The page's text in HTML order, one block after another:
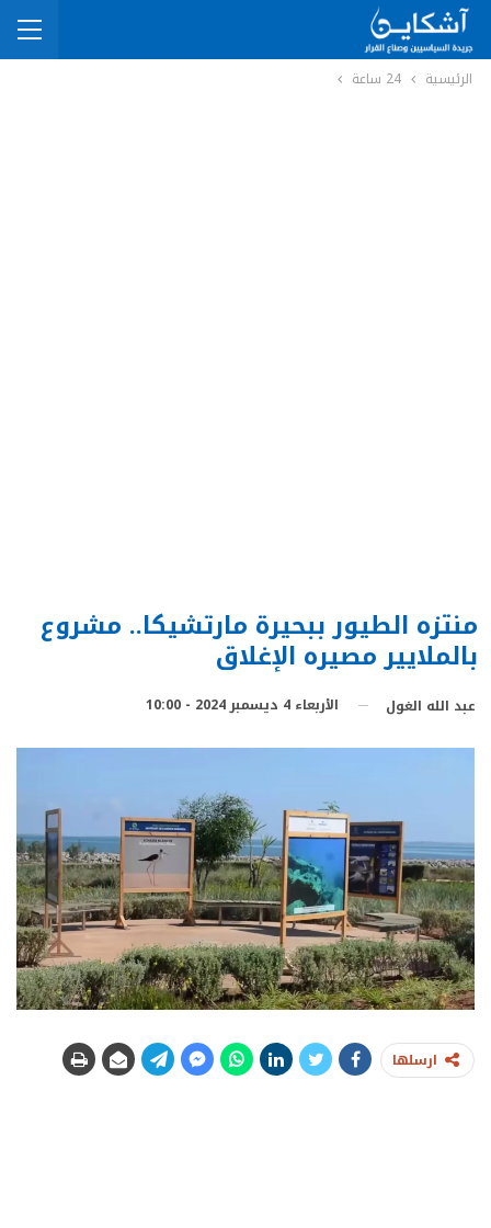
الرئيسية 24 ساعة
منتزه الطيور ببحيرة مارتشيكا.. مشروع
بالملايير مصيره الإغلاق
عبد الله الغول الأربعاء 4 ديسمبر 2024 - 10:00
ارسلها